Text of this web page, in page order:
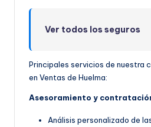
Ver todos los seguros
Principales servicios de nuestra
en Ventas de Huelma:
Asesoramiento y
Análisis personalizado de